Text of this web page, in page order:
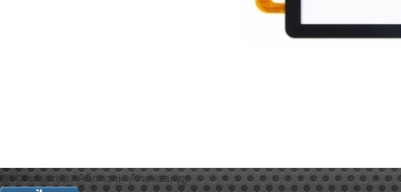
web-мастер:Аблизин Александр